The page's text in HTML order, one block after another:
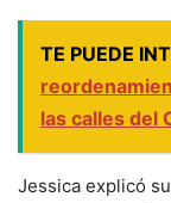
TE PUEDE
las calles del
Jessica explicó